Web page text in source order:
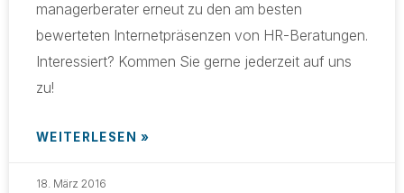
managerberater erneut zu den am besten
bewerteten Internetpräsenzen von HR-Beratungen.
Interessiert? Kommen Sie gerne jederzeit auf uns
zu!
WEITERLESEN »
18. März 2016